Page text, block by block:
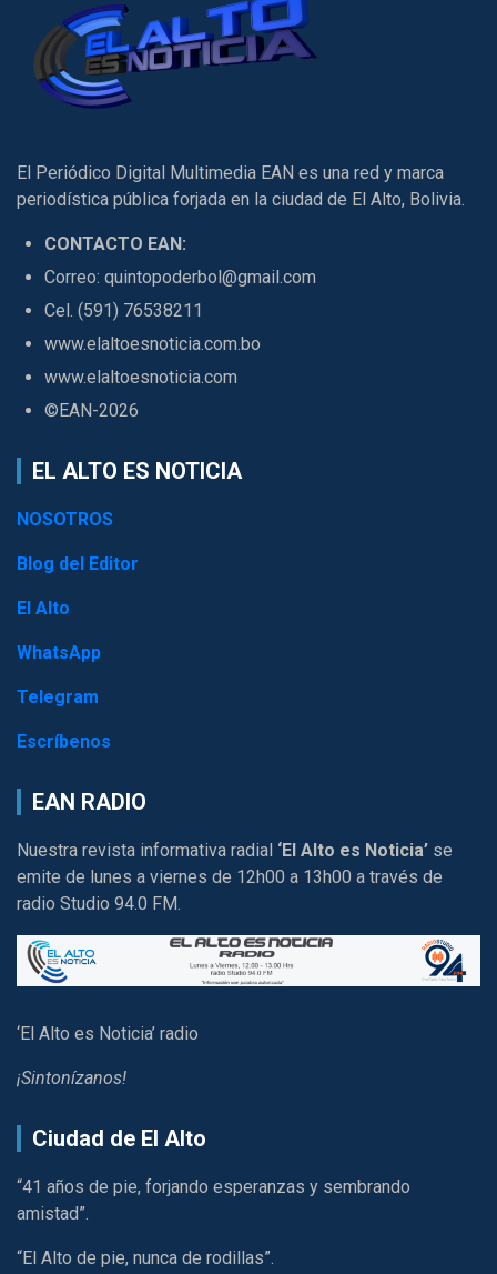
El Periódico Digital Multimedia EAN es una red y marca
periodística pública forjada en la ciudad de El Alto, Bolivia.
CONTACTO EAN:
Correo: quintopoderbol@gmail.com
Cel. (591) 76538211
www.elaltoesnoticia.com.bo
www.elaltoesnoticia.com
©EAN-2026
EL ALTO ES NOTICIA
NOSOTROS
Blog del Editor
El Alto
WhatsApp
Telegram
Escríbenos
EAN RADIO
Nuestra revista informativa radial ‘El Alto es Noticia’ se
emite de lunes a viernes de 12h00 a 13h00 a través de
radio Studio 94.0 FM.
‘El Alto es Noticia’ radio
¡Sintonízanos!
Ciudad de El Alto
“41 años de pie, forjando esperanzas y sembrando
amistad”.
“El Alto de pie, nunca de rodillas”.